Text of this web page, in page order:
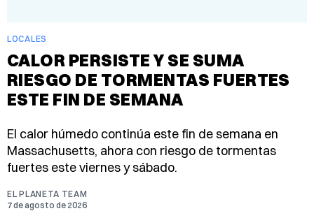
LOCALES
CALOR PERSISTE Y SE SUMA
RIESGO DE TORMENTAS FUERTES
ESTE FIN DE SEMANA
El calor húmedo continúa este fin de semana en
Massachusetts, ahora con riesgo de tormentas
fuertes este viernes y sábado.
EL PLANETA TEAM
7 de agosto de 2026